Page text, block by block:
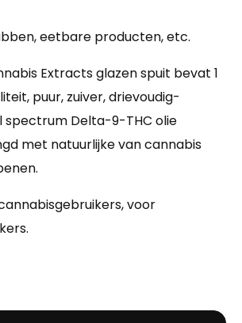
eetbare producten, etc.
Extracts glazen spuit bevat 1
puur, zuiver, drievoudig-
spectrum Delta-9-THC olie
met natuurlijke van cannabis
voor